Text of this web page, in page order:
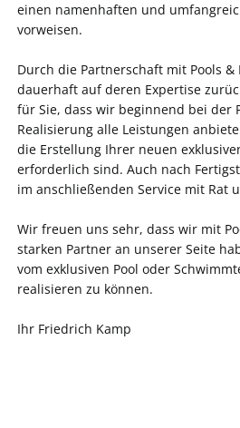
einen namenhaften und
vorweisen.
Durch die Partnerschaft mit Pools &
dauerhaft auf deren Expertise
für Sie, dass wir beginnend bei der
Realisierung alle Leistungen
die Erstellung Ihrer neuen
erforderlich sind. Auch nach
im anschließenden Service mit Rat
Wir freuen uns sehr, dass wir mit
starken Partner an unserer Seite
vom exklusiven Pool oder
realisieren zu können.
Ihr Friedrich Kamp